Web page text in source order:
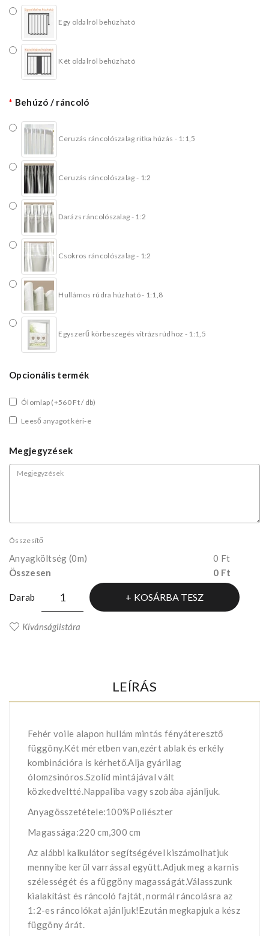
Egy oldalról behúzható
Két oldalról behúzható
Behúzó / ráncoló
Ceruzás ráncolószalag ritka húzás - 1:1,5
Ceruzás ráncolószalag - 1:2
Darázs ráncolószalag - 1:2
Csokros ráncolószalag - 1:2
Hullámos rúdra húzható - 1:1,8
Egyszerű körbeszegés vitrázsrúdhoz - 1:1,5
Opcionális termék
Ólomlap (+560 Ft / db)
Leeső anyagot kéri-e
Megjegyzések
Összesítő
Anyagköltség (0m)
0 Ft
Összesen
0 Ft
Darab KOSÁRBA TESZ
Kívánságlistára
LEÍRÁS
Fehér voile alapon hullám mintás fényáteresztő
függöny.Két méretben van,ezért ablak és erkély
kombinációra is kérhető.Alja gyárilag
ólomzsinóros.Szolíd mintájával vált
közkedveltté.Nappaliba vagy szobába ajánljuk.
Anyagösszetétele:100%Poliészter
Magassága:220 cm,300 cm
Az alábbi kalkulátor segítségével kiszámolhatjuk
mennyibe kerűl varrással együtt.Adjuk meg a karnis
szélességét és a függöny magasságát.Válasszunk
kialakítást és ráncoló fajtát, normál ráncolásra az
1:2-es ráncolókat ajánljuk!Ezután megkapjuk a kész
függöny árát.